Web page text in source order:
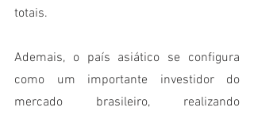
totais.
Ademais, o país asiático se configura
como um importante investidor do
mercado brasileiro, realizando